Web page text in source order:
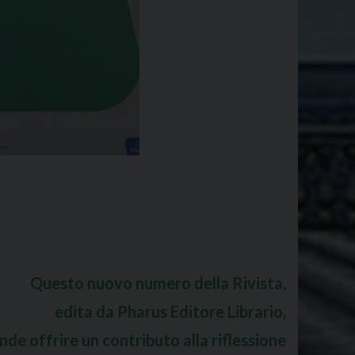
Questo nuovo numero della Rivista,
edita da Pharus Editore Librario,
offrire un contributo alla riflessione